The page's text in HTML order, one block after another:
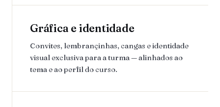
Gráfica e identidade
Convites, lembrançinhas, cangas e identidade
visual exclusiva para a turma — alinhados ao
tema e ao perfil do curso.